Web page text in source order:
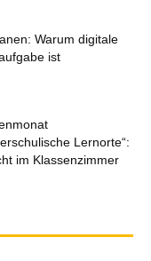
Warum digitale
ist
Lernorte“:
im Klassenzimmer